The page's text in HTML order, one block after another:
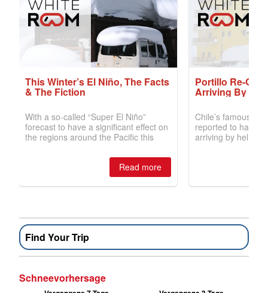
Find Your Trip
Schneevorhersage